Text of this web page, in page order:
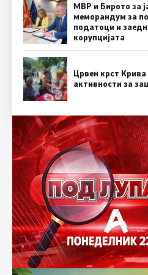
МВР и Бирото за
меморандум за
податоци и
корупцијата
Црвен крст
активности за